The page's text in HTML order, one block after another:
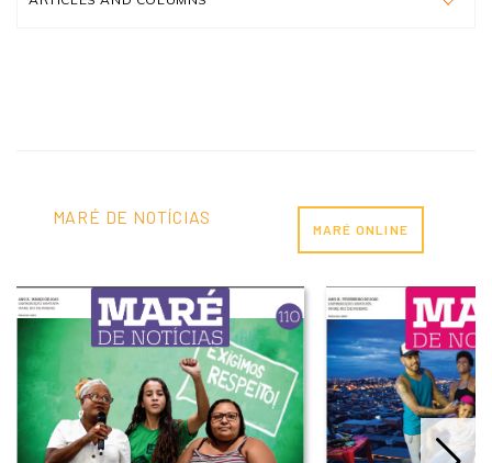
MARÉ DE NOTÍCIAS
MARÉ ONLINE